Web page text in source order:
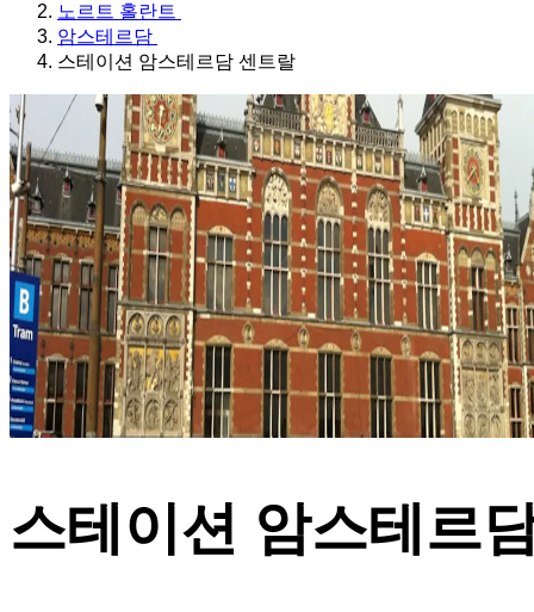
노르트 홀란트
암스테르담
스테이션 암스테르담 센트랄
스테이션 암스테르